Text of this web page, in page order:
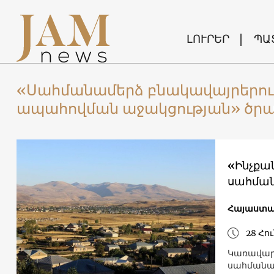
ԼՈՒՐԵՐ
«Սահմանամերձ
ապահովման աջակցության»
28